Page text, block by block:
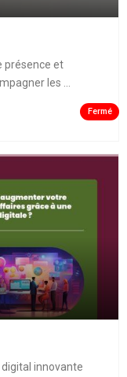
présence et
les ...
Fermé
innovante